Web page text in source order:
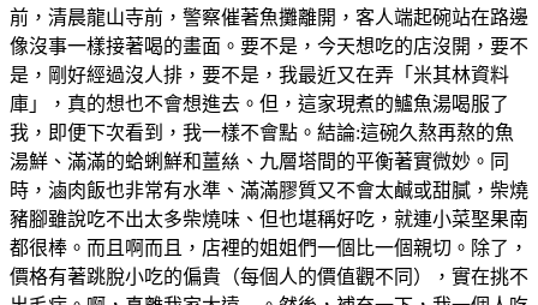
前，清晨龍山寺前，警察催著魚攤離開，客人端起碗站在路邊
像沒事一樣接著喝的畫面。要不是，今天想吃的店沒開，要不
是，剛好經過沒人排，要不是，我最近又在弄「米其林資料
庫」，真的想也不會想進去。但，這家現煮的鱸魚湯喝服了
我，即便下次看到，我一樣不會點。結論:這碗久熬再熬的魚
湯鮮、滿滿的蛤蜊鮮和薑𢇃、九層塔間的平衡著實微妙。同
時，滷肉飯也非常有水準、滿滿膠質又不會太鹹或甜膩，柴燒
豬腳雖說吃不出太多柴燒味、但也堪稱好吃，就連小菜埾果南
都很棒。而且啊而且，店裡的姐姐們一個比一個親切。除了，
價格有著跳脫小吃的偏貴（每個人的價值觀不同），實在挑不